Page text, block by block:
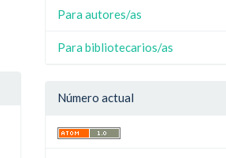
Para autores/as
Para bibliotecarios/as
Número actual